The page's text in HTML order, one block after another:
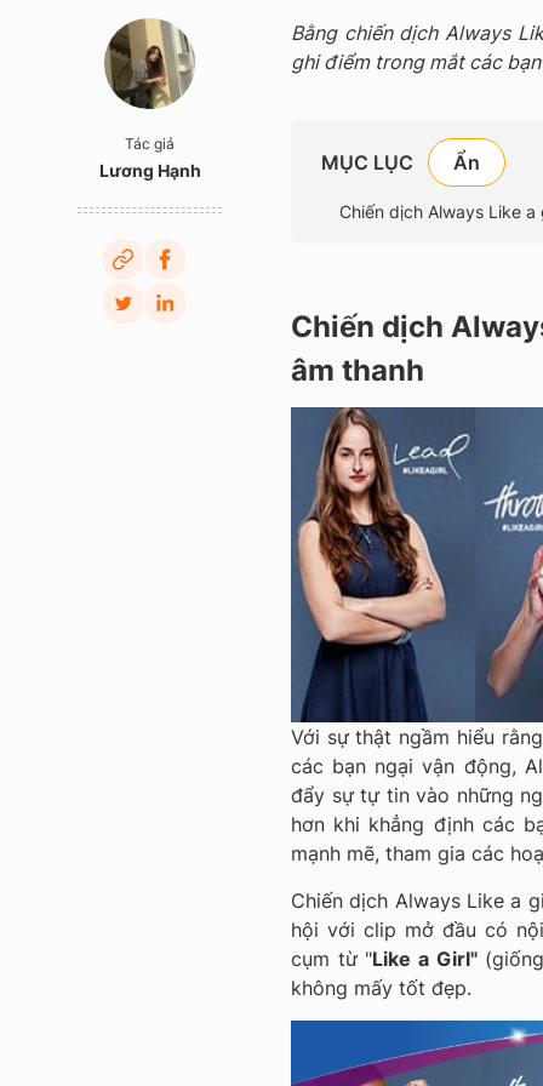
Tác giả
Lương Hạnh
Bằng chiến dịch Always
ghi điểm trong mắt các
MỤC LỤC
Chiến dịch Always Like
Chiến dịch
âm thanh
Với sự thật ngầm hiểu
các bạn ngại vận động,
đẩy sự tự tin vào những
hơn khi khẳng định các
mạnh mẽ, tham gia các
Chiến dịch Always Like a
hội với clip mở đầu có
cụm từ "Like a Girl"
không mấy tốt đẹp.